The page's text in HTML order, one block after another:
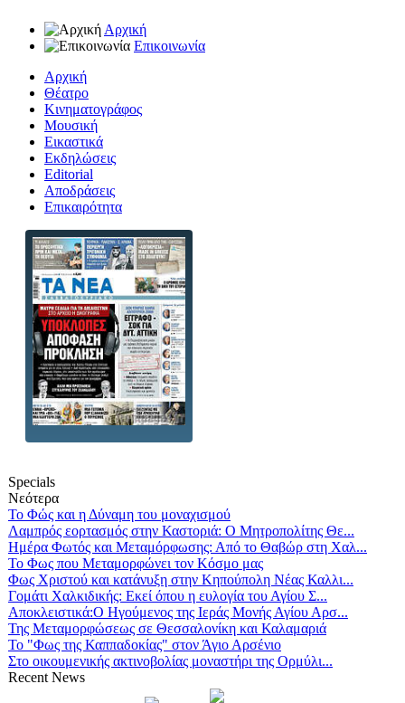
Αρχική
Επικοινωνία
Αρχική
Θέατρο
Κινηματογράφος
Μουσική
Εικαστικά
Εκδηλώσεις
Editorial
Αποδράσεις
Επικαιρότητα
Specials
Νεότερα
Το Φώς και η Δύναμη του μοναχισμού
Λαμπρός εορτασμός στην Καστοριά: Ο Μητροπολίτης Θε...
Ημέρα Φωτός και Μεταμόρφωσης: Από το Θαβώρ στη Χαλ...
Το Φως που Μεταμορφώνει τον Κόσμο μας
Φως Χριστού και κατάνυξη στην Κηπούπολη Νέας Καλλι...
Γομάτι Χαλκιδικής: Εκεί όπου η ευλογία του Αγίου Σ...
Αποκλειστικά:Ο Ηγούμενος της Ιεράς Μονής Αγίου Αρσ...
Της Μεταμορφώσεως σε Θεσσαλονίκη και Καλαμαριά
Το "Φως της Καππαδοκίας" στον Άγιο Αρσένιο
Στο οικουμενικής ακτινοβολίας μοναστήρι της Ορμύλι...
Recent News